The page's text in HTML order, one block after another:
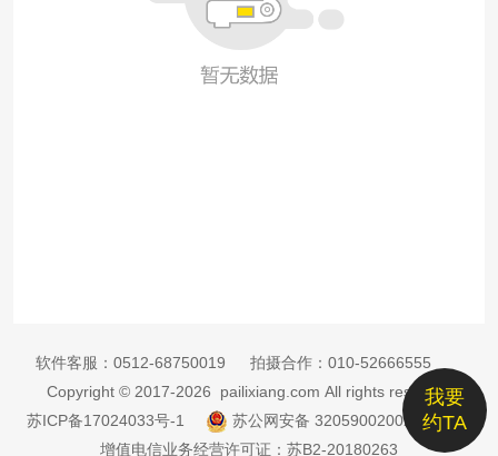
我要
约TA
软件客服： 0512-68750019 拍摄合作： 010-52666555
Copyright © 2017-2026 pailixiang.com All rights reserved
苏ICP备17024033号-1
苏公网安备 32059002002885号
增值电信业务经营许可证：苏B2-20180263